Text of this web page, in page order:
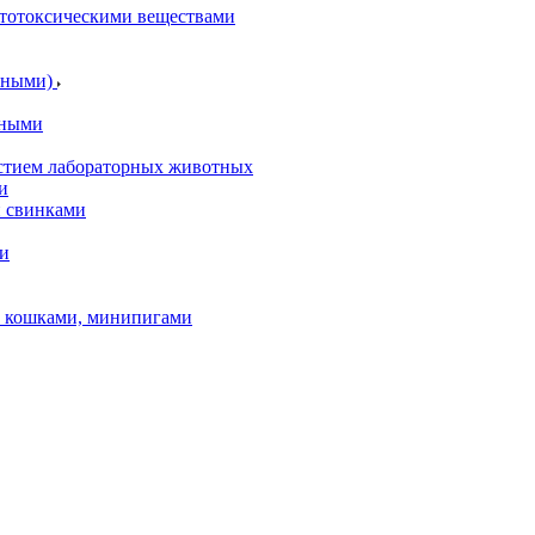
веществами
лабораторных животных
свинками
кошками, минипигами